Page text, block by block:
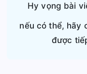
Hy vọng bài
nếu có thể, hãy
được